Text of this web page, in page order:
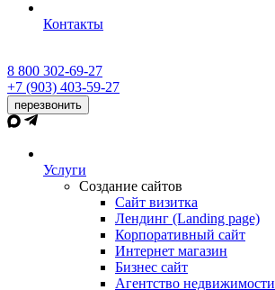
Контакты
8 800 302-69-27
+7 (903) 403-59-27
перезвонить
Услуги
Создание сайтов
Сайт визитка
Лендинг (Landing page)
Корпоративный сайт
Интернет магазин
Бизнес сайт
Агентство недвижимости